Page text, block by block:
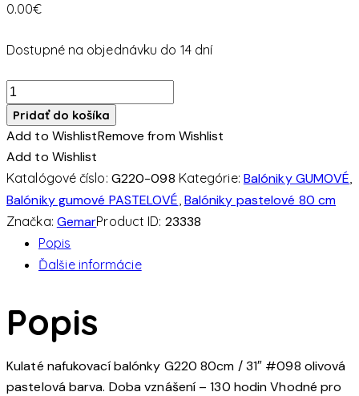
0.00€
Dostupné na objednávku do 14 dní
množstvo
Balónek
80cm/31"
#098
olivový
Pridať do košíka
Add to WishlistRemove from Wishlist
Add to Wishlist
Katalógové číslo: G220-098 Kategórie: Balóniky GUMOVÉ,
Balóniky gumové PASTELOVÉ, Balóniky pastelové 80 cm
Značka: GemarProduct ID: 23338
Popis
Ďalšie informácie
Popis
Kulaté nafukovací balónky G220 80cm / 31″ #098 olivová
pastelová barva. Doba vznášení – 130 hodin Vhodné pro